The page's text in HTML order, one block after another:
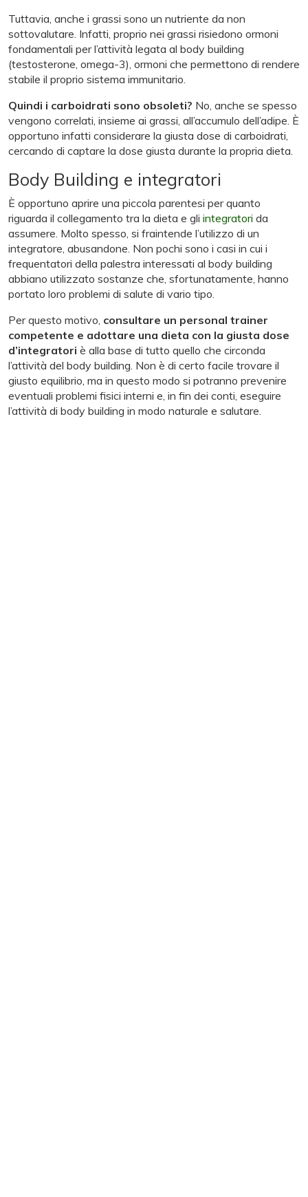
Tuttavia, anche i grassi sono un nutriente da non
sottovalutare. Infatti, proprio nei grassi risiedono ormoni
fondamentali per l’attività legata al body building
(testosterone, omega-3), ormoni che permettono di rendere
stabile il proprio sistema immunitario.
Quindi i carboidrati sono obsoleti? No, anche se spesso
vengono correlati, insieme ai grassi, all’accumulo dell’adipe. È
opportuno infatti considerare la giusta dose di carboidrati,
cercando di captare la dose giusta durante la propria dieta.
Body Building e integratori
È opportuno aprire una piccola parentesi per quanto
riguarda il collegamento tra la dieta e gli integratori da
assumere. Molto spesso, si fraintende l’utilizzo di un
integratore, abusandone. Non pochi sono i casi in cui i
frequentatori della palestra interessati al body building
abbiano utilizzato sostanze che, sfortunatamente, hanno
portato loro problemi di salute di vario tipo.
Per questo motivo, consultare un personal trainer
competente e adottare una dieta con la giusta dose
d’integratori è alla base di tutto quello che circonda
l’attività del body building. Non è di certo facile trovare il
giusto equilibrio, ma in questo modo si potranno prevenire
eventuali problemi fisici interni e, in fin dei conti, eseguire
l’attività di body building in modo naturale e salutare.